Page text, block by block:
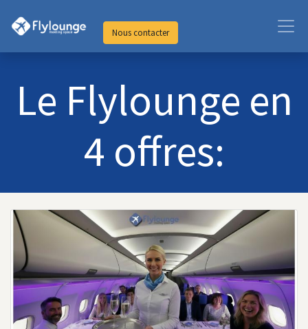
Nous contacter
Le Flylounge en
4 offres: